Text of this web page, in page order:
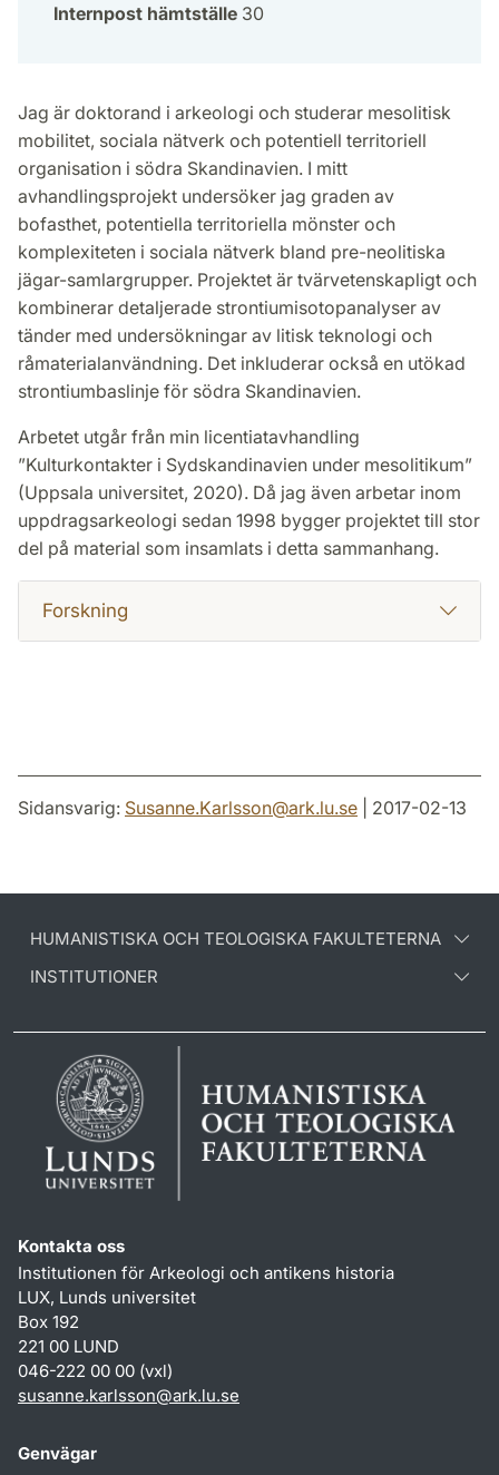
Internpost hämtställe 30
Jag är doktorand i arkeologi och studerar mesolitisk
mobilitet, sociala nätverk och potentiell territoriell
organisation i södra Skandinavien. I mitt
avhandlingsprojekt undersöker jag graden av
bofasthet, potentiella territoriella mönster och
komplexiteten i sociala nätverk bland pre-neolitiska
jägar-samlargrupper. Projektet är tvärvetenskapligt och
kombinerar detaljerade strontiumisotopanalyser av
tänder med undersökningar av litisk teknologi och
råmaterialanvändning. Det inkluderar också en utökad
strontiumbaslinje för södra Skandinavien.
Arbetet utgår från min licentiatavhandling
”Kulturkontakter i Sydskandinavien under mesolitikum”
(Uppsala universitet, 2020). Då jag även arbetar inom
uppdragsarkeologi sedan 1998 bygger projektet till stor
del på material som insamlats i detta sammanhang.
Forskning
Sidansvarig: Susanne.Karlsson@ark.lu.se | 2017-02-13
HUMANISTISKA OCH TEOLOGISKA FAKULTETERNA
INSTITUTIONER
Kontakta oss
Institutionen för Arkeologi och antikens historia
LUX, Lunds universitet
Box 192
221 00 LUND
046-222 00 00 (vxl)
susanne.karlsson@ark.lu.se
Genvägar